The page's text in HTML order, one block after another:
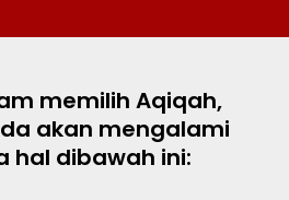
memilih Aqiqah,
akan mengalami
hal dibawah ini: